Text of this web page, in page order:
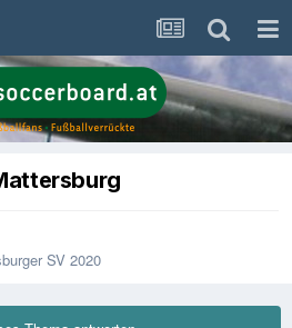
SV 2020